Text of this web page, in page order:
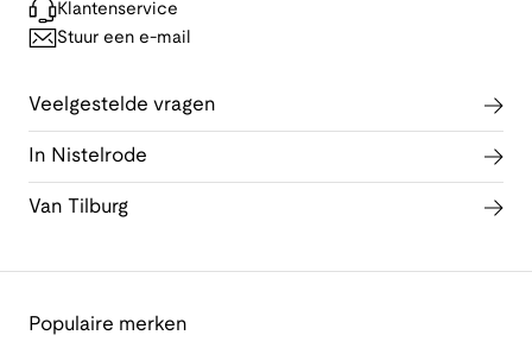
Klantenservice
Stuur een e-mail
Veelgestelde vragen
In Nistelrode
Van Tilburg
Populaire merken